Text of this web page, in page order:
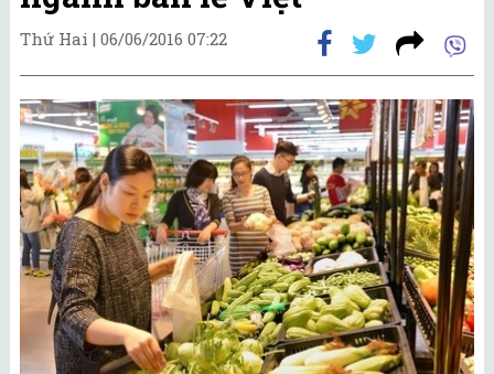
Thứ Hai | 06/06/2016 07:22